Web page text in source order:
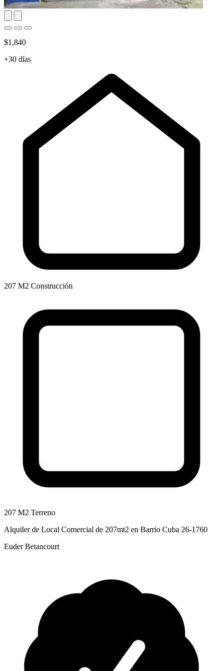
$1,840
+30 días
207 M2 Construcción
207 M2 Terreno
Alquiler de Local Comercial de 207mt2 en Barrio Cuba 26-1760
Euder Betancourt